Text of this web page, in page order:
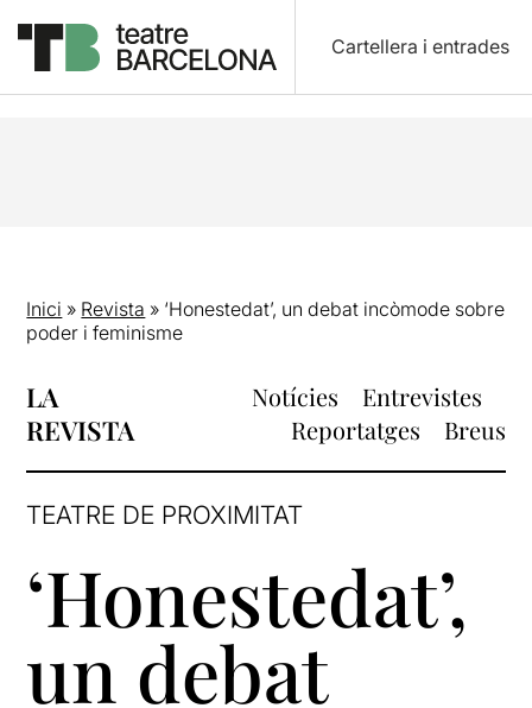
Cartellera i entrades
Inici » Revista » ‘Honestedat’, un debat incòmode sobre
poder i feminisme
LA
REVISTA
Notícies
Entrevistes
Reportatges
Breus
TEATRE DE PROXIMITAT
‘Honestedat’,
un debat